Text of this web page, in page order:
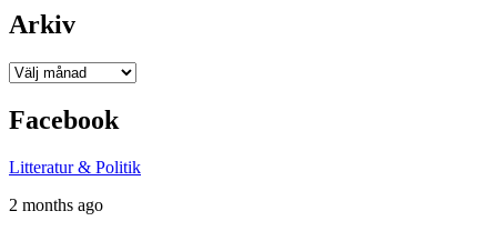
Arkiv
Arkiv
Facebook
Litteratur & Politik
2 months ago